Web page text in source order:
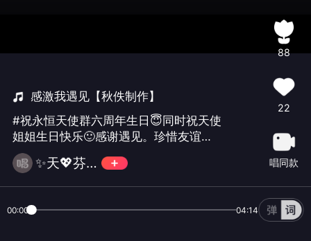
感激我遇见【秋佚制作】
#祝永恒天使群六周年生日😇同时祝天使
姐姐生日快乐🙂感谢遇见。珍惜友谊！
祝本群越办越好👏🏻🎉🎉
✨天💖芬芳😇🎉
88
22
唱同款
00:00 04:14